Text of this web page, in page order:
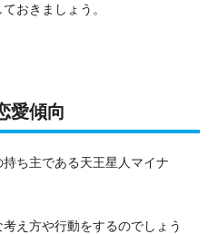
おきましょう。
愛傾向
ち主である天王星人マイナ
え方や行動をするのでしょう